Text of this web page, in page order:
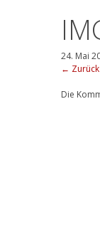
24. Mai
← Zurück
Die